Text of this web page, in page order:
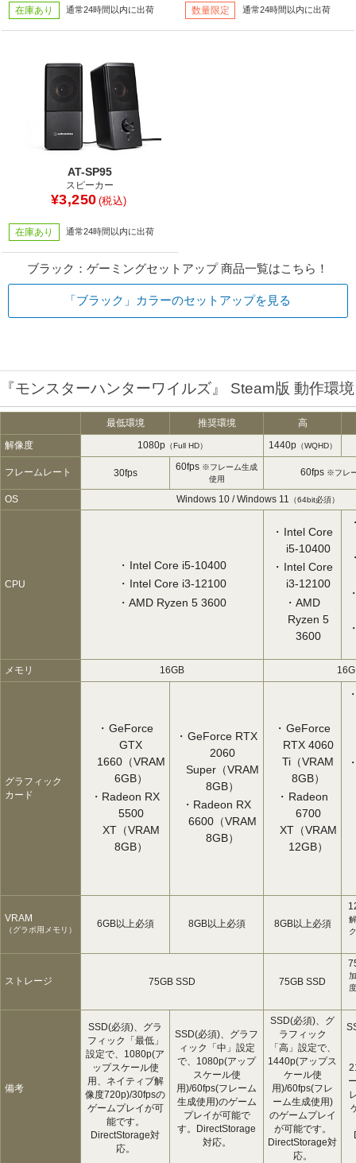
在庫あり 通常24時間以内に出荷 数量限定 通常24時間以内に出荷
AT-SP95
スピーカー
¥3,250 (税込)
在庫あり 通常24時間以内に出荷
ブラック：ゲーミングセットアップ 商品一覧はこちら！
「ブラック」カラーのセットアップを見る
『モンスターハンターワイルズ』 Steam版 動作環境
最低環境 推奨環境
高
解像度
1080p（Full HD） 1440p（WQHD）
フレームレート 30fps
60fps ※フレーム生成
使用
60fps ※フレ
OS Windows 10 / Windows 11 （64bit必須）
CPU
Intel Core i5-10400
Intel Core i3-12100
AMD Ryzen 5 3600
Intel Core
i5-10400
Intel Core
i3-12100
AMD
Ryzen 5
3600
メモリ 16GB
グラフィック
カード
GeForce
GTX
1660（VRAM
6GB）
Radeon RX
5500
XT（VRAM
8GB）
GeForce RTX
2060
Super（VRAM
8GB）
Radeon RX
6600（VRAM
8GB）
GeForce
RTX 4060
Ti（VRAM
8GB）
Radeon
6700
XT（VRAM
12GB）
VRAM
（グラボ用メモリ）
6GB以上必須 8GB以上必須 8GB以上必須
ストレージ 75GB SSD 75GB SSD
備考
SSD(必須)、グラ
フィック「最低」
設定で、1080p(ア
ップスケール使
用、ネイティブ解
像度720p)/30fpsの
ゲームプレイが可
能です。
DirectStorage対
応。
SSD(必須)、グラフ
ィック「中」設定
で、1080p(アップ
スケール使
用)/60fps(フレーム
生成使用)のゲーム
プレイが可能で
す。DirectStorage
対応。
SSD(必須)、グ
ラフィック
「高」設定で、
1440p(アップス
ケール使
用)/60fps(フレ
ーム生成使用)
のゲームプレイ
が可能です。
DirectStorage対
応。